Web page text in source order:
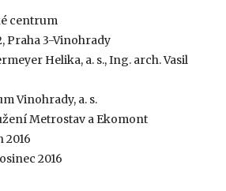
centrum
Praha 3-Vinohrady
Helika, a. s., Ing. arch. Vasil
Vinohrady, a. s.
Metrostav a Ekomont
2016
2016